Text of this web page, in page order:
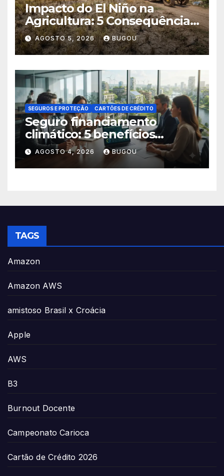
Impacto do El Niño na
Agricultura: 5 Consequências
Críticas
AGOSTO 5, 2026 BUGOU
SEGUROS E PROTEÇÃO CARTÕES DE CRÉDITO
Seguro financiamento
climático: 5 benefícios
essenciais
AGOSTO 4, 2026 BUGOU
TAGS
Amazon
Amazon AWS
amistoso Brasil x Croácia
Apple
AWS
B3
Burnout Docente
Campeonato Carioca
Cartão de Crédito 2026